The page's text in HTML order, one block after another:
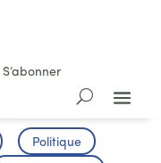
S’abonner
Politique